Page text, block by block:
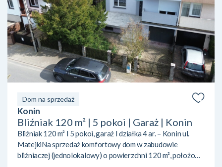
Dom na sprzedaż
Konin
Bliźniak 120 m² | 5 pokoi | Garaż | Konin
Bliźniak 120 m² I 5 pokoi, garaż I działka 4 ar. – Konin ul.
MatejkiNa sprzedaż komfortowy dom w zabudowie
bliźniaczej (jednolokalowy) o powierzchni 120 m², położony